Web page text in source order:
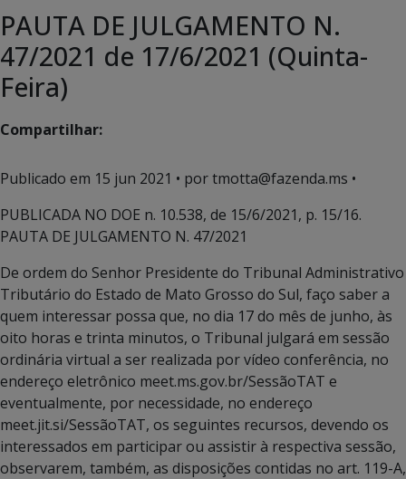
PAUTA DE JULGAMENTO N.
47/2021 de 17/6/2021 (Quinta-
Feira)
Compartilhar:
Publicado em 15 jun 2021 • por tmotta@fazenda.ms •
PUBLICADA NO DOE n. 10.538, de 15/6/2021, p. 15/16.
PAUTA DE JULGAMENTO N. 47/2021
De ordem do Senhor Presidente do Tribunal Administrativo
Tributário do Estado de Mato Grosso do Sul, faço saber a
quem interessar possa que, no dia 17 do mês de junho, às
oito horas e trinta minutos, o Tribunal julgará em sessão
ordinária virtual a ser realizada por vídeo conferência, no
endereço eletrônico meet.ms.gov.br/SessãoTAT e
eventualmente, por necessidade, no endereço
meet.jit.si/SessãoTAT, os seguintes recursos, devendo os
interessados em participar ou assistir à respectiva sessão,
observarem, também, as disposições contidas no art. 119-A,